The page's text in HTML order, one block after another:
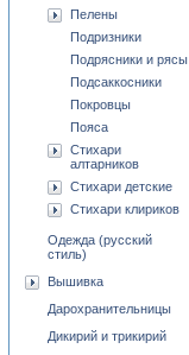
Пелены
Подризники
Подрясники и рясы
Подсаккосники
Покровцы
Пояса
Стихари
алтарников
Стихари детские
Стихари клириков
Одежда (русский
стиль)
Вышивка
Дарохранительницы
Дикирий и трикирий